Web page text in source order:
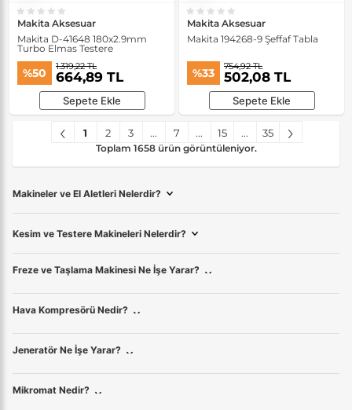
Makita Aksesuar
Makita D-41648 180x2.9mm
Turbo Elmas Testere
%50 1.319,22 TL
664,89 TL
Sepete Ekle
Makita Aksesuar
Makita 194268-9 Şeffaf Tabla
%33 754,92 TL
502,08 TL
Sepete Ekle
1 2 3 ... 7 ... 15 ... 35
Toplam 1658 ürün görüntüleniyor.
Makineler ve El Aletleri Nelerdir?
Kesim ve Testere Makineleri Nelerdir?
Freze ve Taşlama Makinesi Ne İşe Yarar?
Hava Kompresörü Nedir?
Jeneratör Ne İşe Yarar?
Mikromat Nedir?